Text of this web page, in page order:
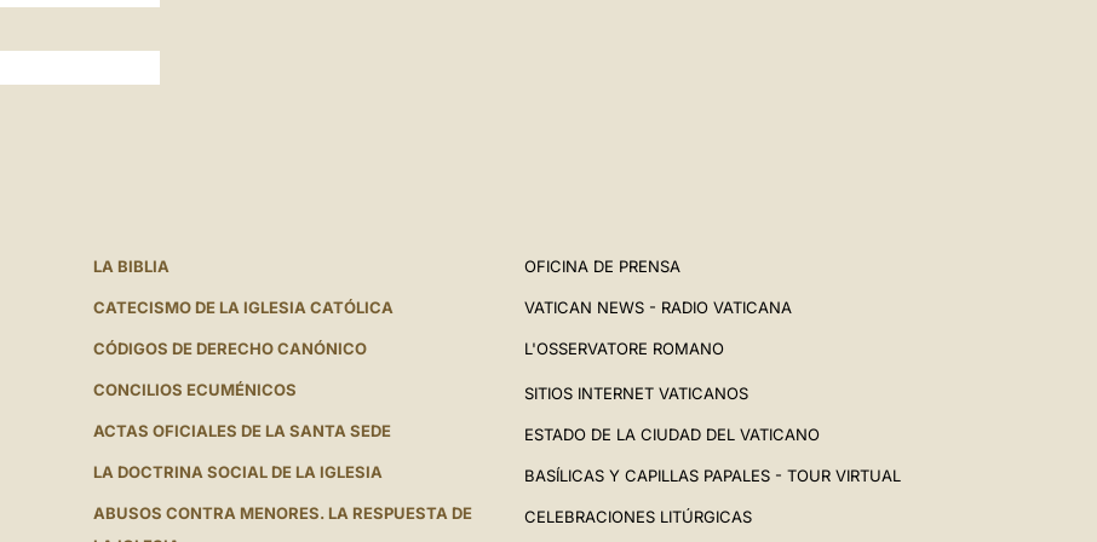
LA BIBLIA
CATECISMO DE LA IGLESIA CATÓLICA
CÓDIGOS DE DERECHO CANÓNICO
CONCILIOS ECUMÉNICOS
ACTAS OFICIALES DE LA SANTA SEDE
LA DOCTRINA SOCIAL DE LA IGLESIA
ABUSOS CONTRA MENORES. LA RESPUESTA DE
OFICINA DE PRENSA
VATICAN NEWS - RADIO VATICANA
L'OSSERVATORE ROMANO
SITIOS INTERNET VATICANOS
ESTADO DE LA CIUDAD DEL VATICANO
BASÍLICAS Y CAPILLAS PAPALES - TOUR VIRTUAL
CELEBRACIONES LITÚRGICAS